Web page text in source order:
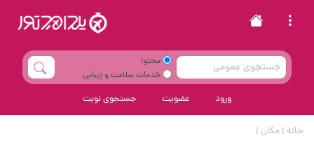
محتوا
خدمات سلامت و زیبایی
ورود عضویت جستجوی نوبت
خانه | مکان |